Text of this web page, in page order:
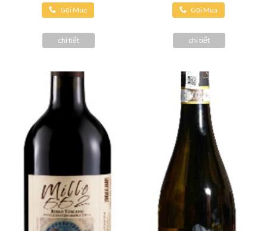
Gọi Mua
chi tiết
Gọi Mua
chi tiết